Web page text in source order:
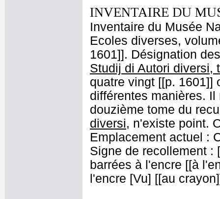
INVENTAIRE DU
Inventaire du Musée
Ecoles diverses,
1601]]. Désignation
Studij di Autori diversi,
quatre vingt [[p. 1601]]
différentes manières.
douzième tome du
diversi, n'existe point.
Emplacement actuel :
Signe de recollement :
barrées à l'encre [[à
l'encre [Vu] [[au